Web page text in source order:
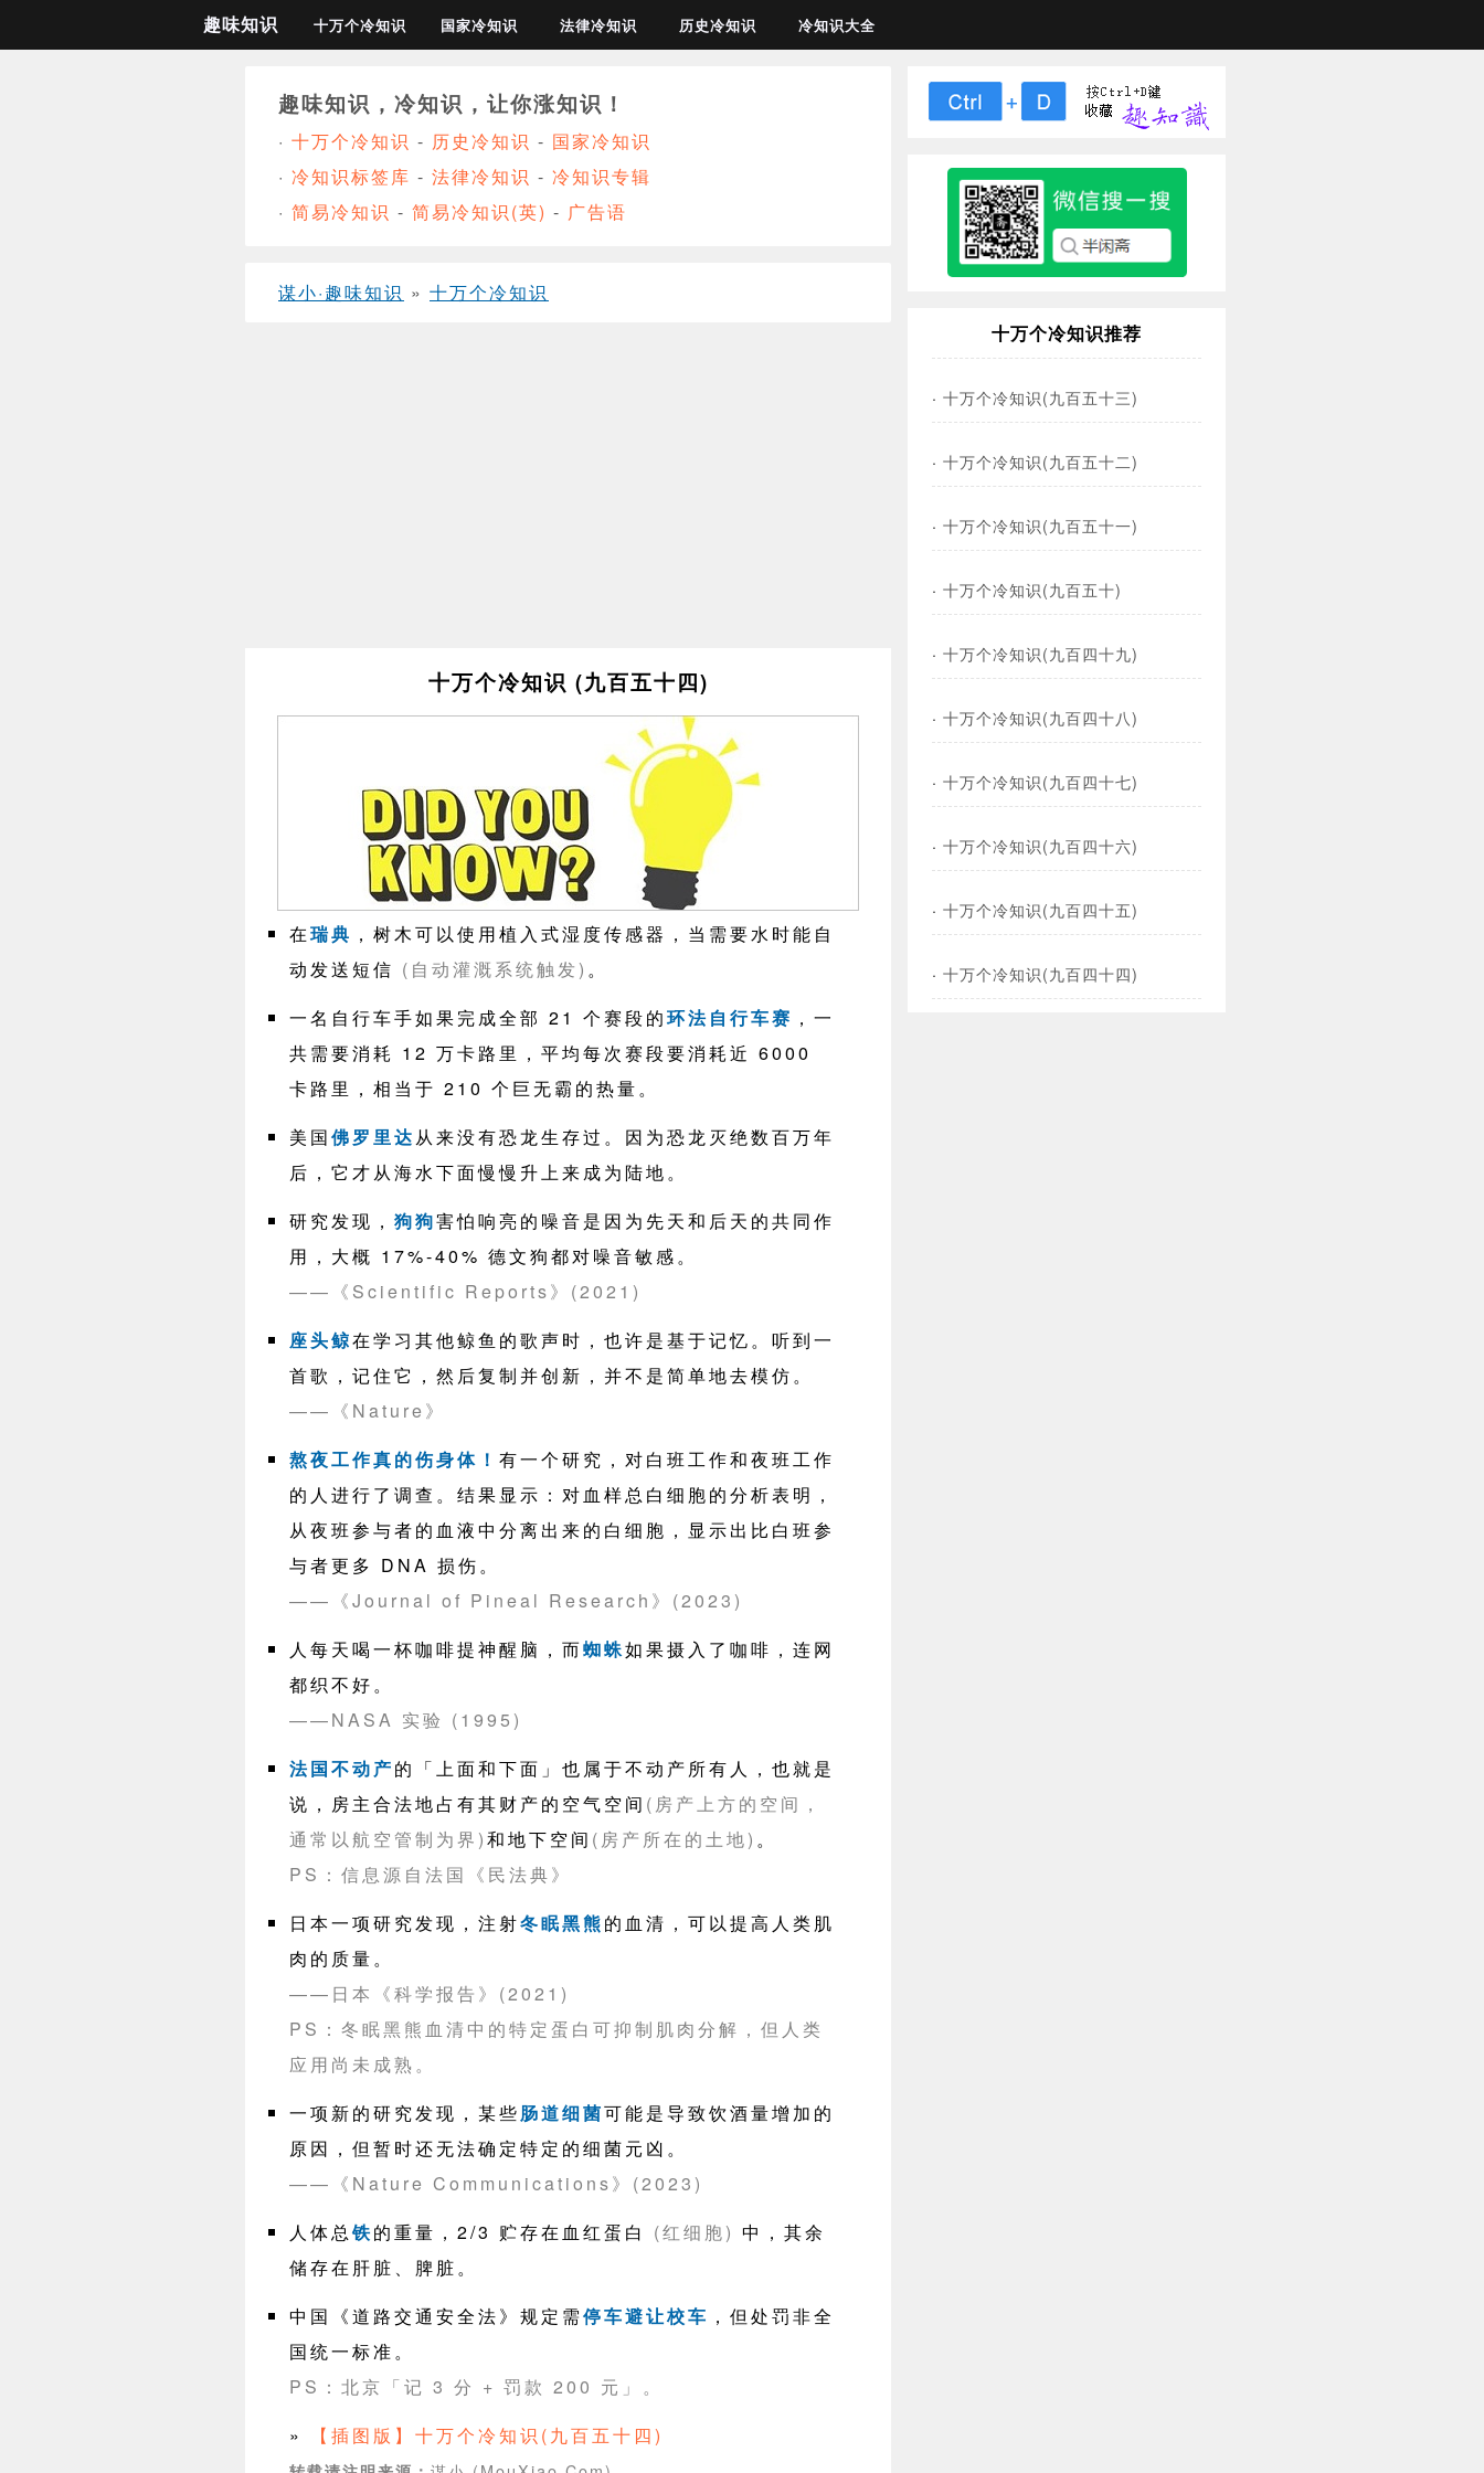
趣味知识 十万个冷知识 国家冷知识 法律冷知识 历史冷知识 冷知识大全
趣味知识，冷知识，让你涨知识！
· 十万个冷知识 - 历史冷知识 - 国家冷知识
· 冷知识标签库 - 法律冷知识 - 冷知识专辑
· 简易冷知识 - 简易冷知识(英) - 广告语
谋小·趣味知识 » 十万个冷知识
十万个冷知识 (九百五十四)
在瑞典 ，树木可以使用植入式湿度传感器，当需要水时能自
动发送短信 (自动灌溉系统触发) 。
一名自行车手如果完成全部 21 个赛段的环法自行车赛 ，一
共需要消耗 12 万卡路里，平均每次赛段要消耗近 6000
卡路里，相当于 210 个巨无霸的热量。
美国佛罗里达从来没有恐龙生存过。因为恐龙灭绝数百万年
后，它才从海水下面慢慢升上来成为陆地。
研究发现， 狗狗害怕响亮的噪音是因为先天和后天的共同作
用，大概 17%-40% 德文狗都对噪音敏感。
——《Scientific Reports》(2021)
座头鲸在学习其他鲸鱼的歌声时，也许是基于记忆。听到一
首歌，记住它，然后复制并创新，并不是简单地去模仿。
——《Nature》
熬夜工作真的伤身体！ 有一个研究，对白班工作和夜班工作
的人进行了调查。结果显示：对血样总白细胞的分析表明，
从夜班参与者的血液中分离出来的白细胞，显示出比白班参
与者更多 DNA 损伤。
——《Journal of Pineal Research》(2023)
人每天喝一杯咖啡提神醒脑，而蜘蛛如果摄入了咖啡，连网
都织不好。
——NASA 实验 (1995)
法国不动产的「上面和下面」也属于不动产所有人，也就是
说，房主合法地占有其财产的空气空间 (房产上方的空间，
通常以航空管制为界)和地下空间 (房产所在的土地) 。
PS：信息源自法国《民法典》
日本一项研究发现，注射冬眠黑熊的血清，可以提高人类肌
肉的质量。
——日本《科学报告》(2021)
PS：冬眠黑熊血清中的特定蛋白可抑制肌肉分解，但人类
应用尚未成熟。
一项新的研究发现，某些肠道细菌可能是导致饮酒量增加的
原因，但暂时还无法确定特定的细菌元凶。
——《Nature Communications》(2023)
人体总铁的重量，2/3 贮存在血红蛋白 (红细胞) 中，其余
储存在肝脏、脾脏。
中国《道路交通安全法》规定需停车避让校车 ，但处罚非全
国统一标准。
PS：北京「记 3 分 + 罚款 200 元」。
»
【插图版】十万个冷知识(九百五十四)
十万个冷知识推荐
· 十万个冷知识(九百五十三)
· 十万个冷知识(九百五十二)
· 十万个冷知识(九百五十一)
· 十万个冷知识(九百五十)
· 十万个冷知识(九百四十九)
· 十万个冷知识(九百四十八)
· 十万个冷知识(九百四十七)
· 十万个冷知识(九百四十六)
· 十万个冷知识(九百四十五)
· 十万个冷知识(九百四十四)